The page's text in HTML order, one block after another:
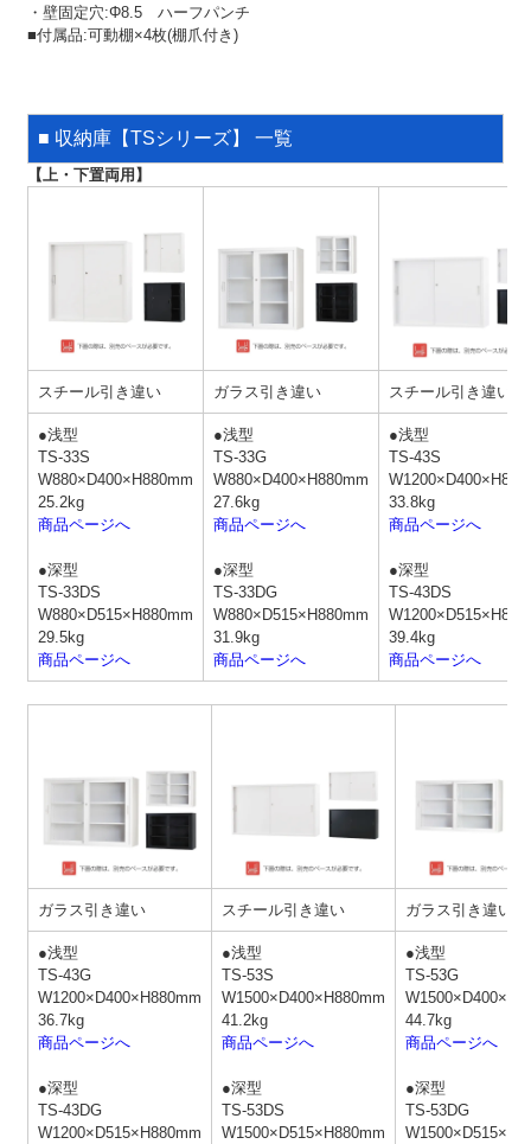
・壁固定穴:Φ8.5 ハーフパンチ
■付属品:可動棚×4枚(棚爪付き)
■ 収納庫【TSシリーズ】 一覧
【上・下置両用】
スチール引き違い ガラス引き違い スチール引き違い
●浅型
TS-33S
W880×D400×H880mm
25.2kg
商品ページへ
●深型
TS-33DS
W880×D515×H880mm
29.5kg
商品ページへ
●浅型
TS-33G
W880×D400×H880mm
27.6kg
商品ページへ
●深型
TS-33DG
W880×D515×H880mm
31.9kg
商品ページへ
●浅型
TS-43S
33.8kg
商品ページへ
●深型
TS-43DS
39.4kg
商品ページへ
ガラス引き違い スチール引き違い ガラス引き違い
●浅型
TS-43G
W1200×D400×H880mm
36.7kg
商品ページへ
●深型
TS-43DG
W1200×D515×H880mm
●浅型
TS-53S
W1500×D400×H880mm
41.2kg
商品ページへ
●深型
TS-53DS
W1500×D515×H880mm
●浅型
TS-53G
44.7kg
商品ページへ
●深型
TS-53DG